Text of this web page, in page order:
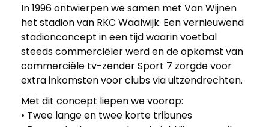
T
e
r
u
In 1996 ontwierpen we samen met Van Wijnen
het stadion van RKC Waalwijk. Een vernieuwend
stadionconcept in een tijd waarin voetbal
steeds commerciëler werd en de opkomst van
commerciële tv-zender Sport 7 zorgde voor
extra inkomsten voor clubs via uitzendrechten.
Met dit concept liepen we voorop:
• Twee lange en twee korte tribunes